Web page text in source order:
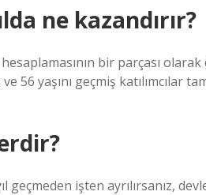
ne kazandırır?
bir parçası olarak
56 yaşını geçmiş katılımcılar
işten ayrılırsanız,